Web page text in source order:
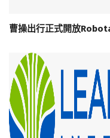
曹操出行正式開放